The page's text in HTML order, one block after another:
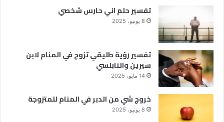
تفسير حلم اني حارس شخصي
8 يونيو، 2025
تفسير رؤية طليقي تزوج في المنام لابن
سيرين والنابلسي
14 مايو، 2025
خروج شي من الدبر في المنام للمتزوجة
8 يونيو، 2025